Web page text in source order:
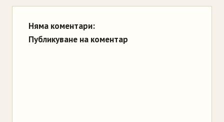
Няма коментари:
Публикуване на коментар